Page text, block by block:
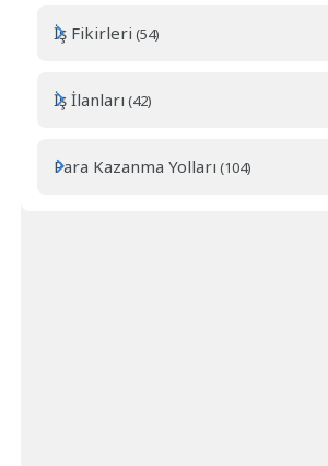
İş Fikirleri (54)
İş İlanları (42)
Para Kazanma Yolları (104)